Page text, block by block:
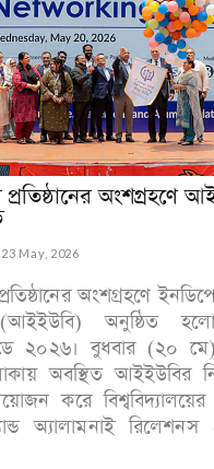
অংশগ্রহণে
23 May, 2026
অংশগ্রহণে
(আইইউবি) অনুষ্ঠিত হলো
ডে ২০২৬। বুধবার (২০
অবস্থিত আইইউবির
করে বিশ্ববিদ্যালয়ের
অ্যালামনাই রিলেশনস